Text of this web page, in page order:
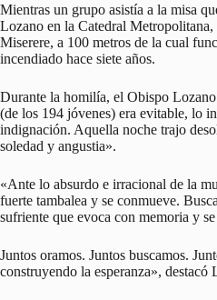
Mientras un grupo asistía a la misa
Lozano en la Catedral Metropolitana,
Miserere, a 100 metros de la cual
incendiado hace siete años.
Durante la homilía, el Obispo
(de los 194 jóvenes) era evitable, lo
indignación. Aquella noche trajo
soledad y angustia».
«Ante lo absurdo e irracional de la
fuerte tambalea y se conmueve.
sufriente que evoca con memoria y
Juntos oramos. Juntos buscamos.
construyendo la esperanza», destacó